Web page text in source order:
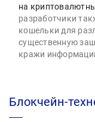
на
разработчики
кошельки для
существенную
кражи
Блокчейн-